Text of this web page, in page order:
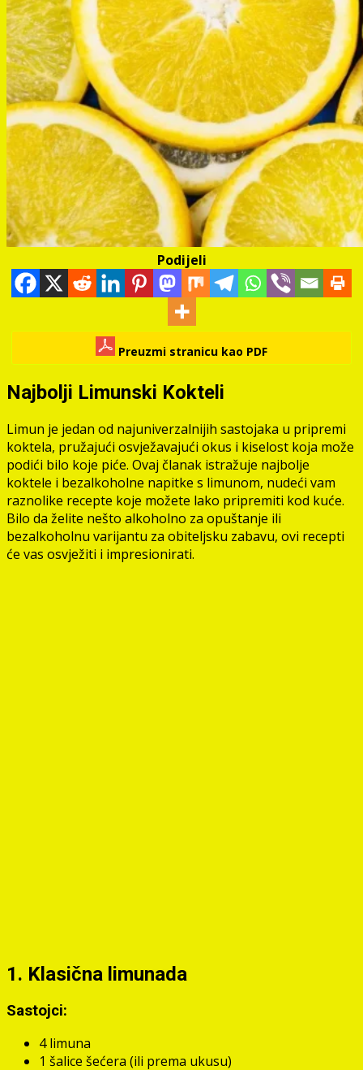
Podijeli
Preuzmi stranicu kao PDF
Najbolji Limunski Kokteli
Limun je jedan od najuniverzalnijih sastojaka u pripremi
koktela, pružajući osvježavajući okus i kiselost koja može
podići bilo koje piće. Ovaj članak istražuje najbolje
koktele i bezalkoholne napitke s limunom, nudeći vam
raznolike recepte koje možete lako pripremiti kod kuće.
Bilo da želite nešto alkoholno za opuštanje ili
bezalkoholnu varijantu za obiteljsku zabavu, ovi recepti
će vas osvježiti i impresionirati.
1. Klasična limunada
Sastojci:
4 limuna
1 šalice šećera (ili prema ukusu)